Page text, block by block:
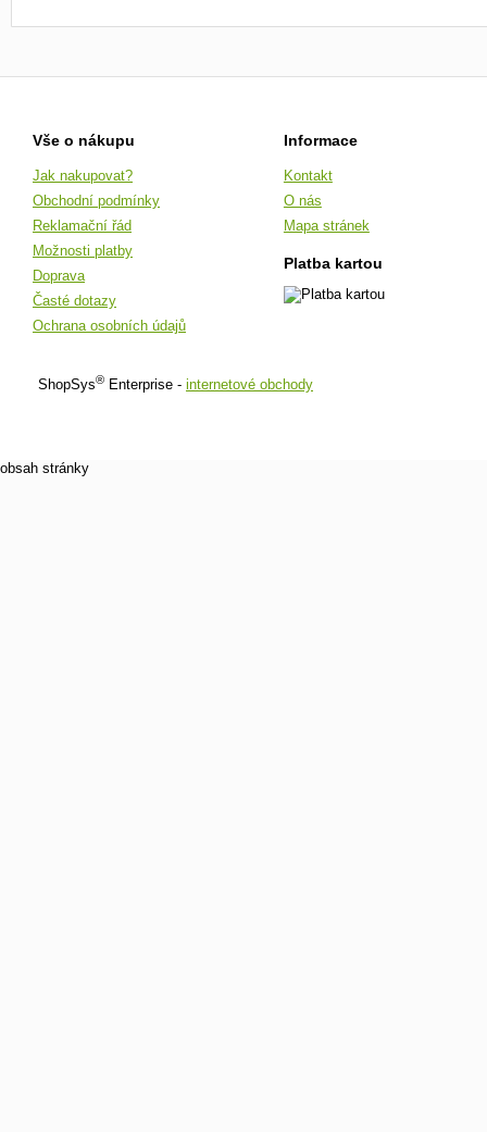
Vše o nákupu
Jak nakupovat?
Obchodní podmínky
Reklamační řád
Možnosti platby
Doprava
Časté dotazy
Ochrana osobních údajů
Informace
Kontakt
O nás
Mapa stránek
Platba kartou
ShopSys® Enterprise - internetové obchody
obsah stránky